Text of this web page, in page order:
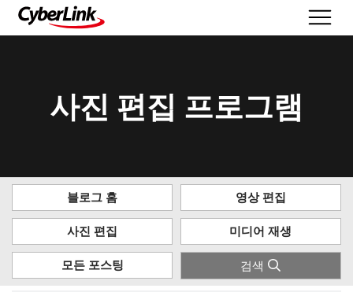
사진 편집 프로그램
블로그 홈 영상 편집
사진 편집 미디어 재생
모든 포스팅 검색